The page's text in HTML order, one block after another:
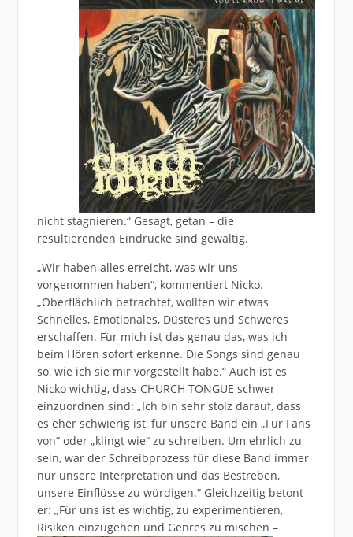
nicht stagnieren.“ Gesagt, getan – die
resultierenden Eindrücke sind gewaltig.
„Wir haben alles erreicht, was wir uns
vorgenommen haben“, kommentiert Nicko.
„Oberflächlich betrachtet, wollten wir etwas
Schnelles, Emotionales, Düsteres und Schweres
erschaffen. Für mich ist das genau das, was ich
beim Hören sofort erkenne. Die Songs sind genau
so, wie ich sie mir vorgestellt habe.“ Auch ist es
Nicko wichtig, dass CHURCH TONGUE schwer
einzuordnen sind: „Ich bin sehr stolz darauf, dass
es eher schwierig ist, für unsere Band ein „Für Fans
von“ oder „klingt wie“ zu schreiben. Um ehrlich zu
sein, war der Schreibprozess für diese Band immer
nur unsere Interpretation und das Bestreben,
unsere Einflüsse zu würdigen.“ Gleichzeitig betont
er: „Für uns ist es wichtig, zu experimentieren,
Risiken einzugehen und Genres zu mischen –